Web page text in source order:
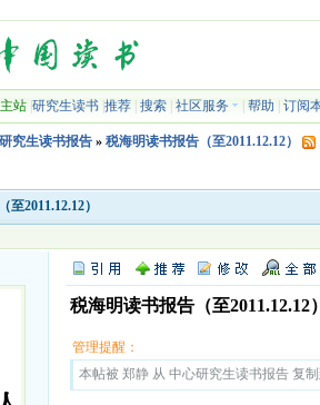
站| 研究生读书| 推荐| 搜索| 社区服务 帮助 订阅
究生读书报告» 税海明读书报告（至2011.12.12）
2011.12.12）
税海明读书报告（至2011.12.12
管理提醒：
本帖被 郑静 从 中心研究生读书报告 复